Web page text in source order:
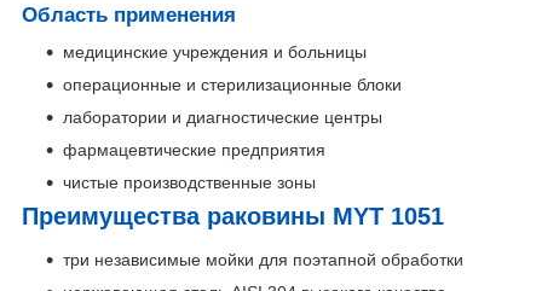
Область применения
медицинские учреждения и больницы
операционные и стерилизационные блоки
лаборатории и диагностические центры
фармацевтические предприятия
чистые производственные зоны
Преимущества раковины MYT 1051
три независимые мойки для поэтапной обработки